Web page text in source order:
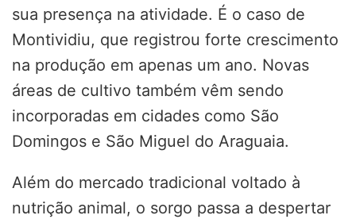
sua presença na atividade. É o caso de
Montividiu, que registrou forte crescimento
na produção em apenas um ano. Novas
áreas de cultivo também vêm sendo
incorporadas em cidades como São
Domingos e São Miguel do Araguaia.
Além do mercado tradicional voltado à
nutrição animal, o sorgo passa a despertar